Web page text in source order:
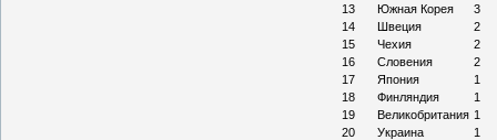
13
Южная Корея
3
14
Швеция
2
15
Чехия
2
16
Словения
2
17
Япония
1
18
Финляндия
1
19
Великобритания 1
20
Украина
1